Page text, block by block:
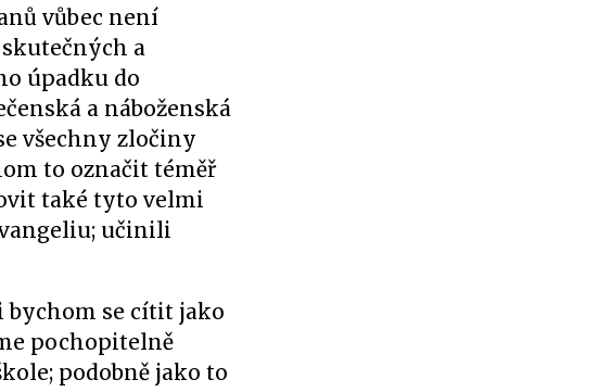
vůbec není
a
úpadku do
a náboženská
všechny zločiny
to označit téměř
také tyto velmi
učinili
bychom se cítit jako
pochopitelně
podobně jako to